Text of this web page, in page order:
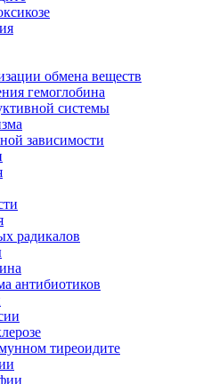
обмена веществ
гемоглобина
системы
зависимости
радикалов
антибиотиков
тиреоидите